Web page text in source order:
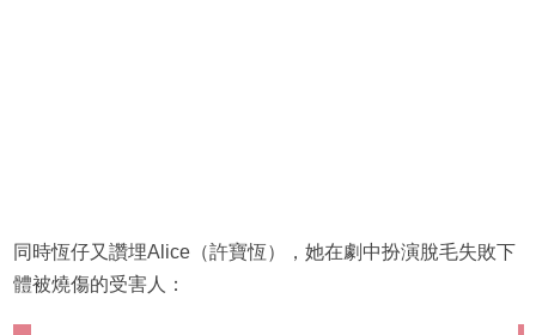
同時恆仔又讚埋Alice（許寶恆），她在劇中扮演脫毛失敗下
體被燒傷的受害人：